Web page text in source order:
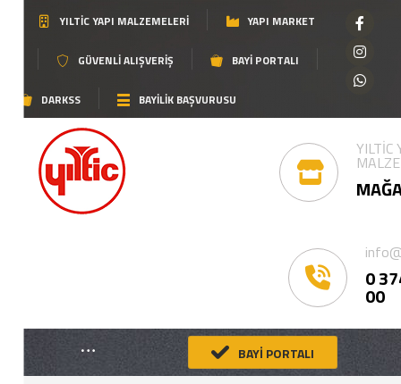
YILTIC YAPI MALZEMELERI YAPI MARKET
GÜVENLI ALIŞVERIŞ BAYI PORTALI
DARKSS BAYİLİK BAŞVURUSU
YILTİC
0
00
BAYİ PORTALI